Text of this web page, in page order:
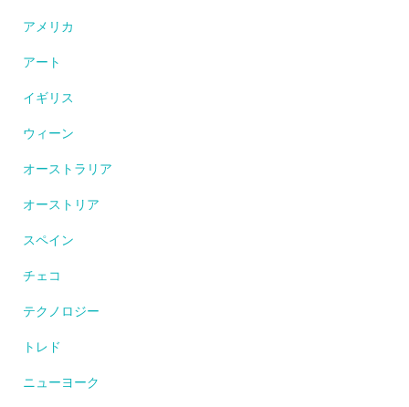
アメリカ
アート
イギリス
ウィーン
オーストラリア
オーストリア
スペイン
チェコ
テクノロジー
トレド
ニューヨーク